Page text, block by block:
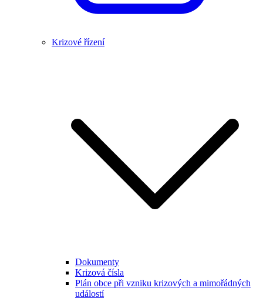
Krizové řízení
Dokumenty
Krizová čísla
Plán obce při vzniku krizových a mimořádných
událostí